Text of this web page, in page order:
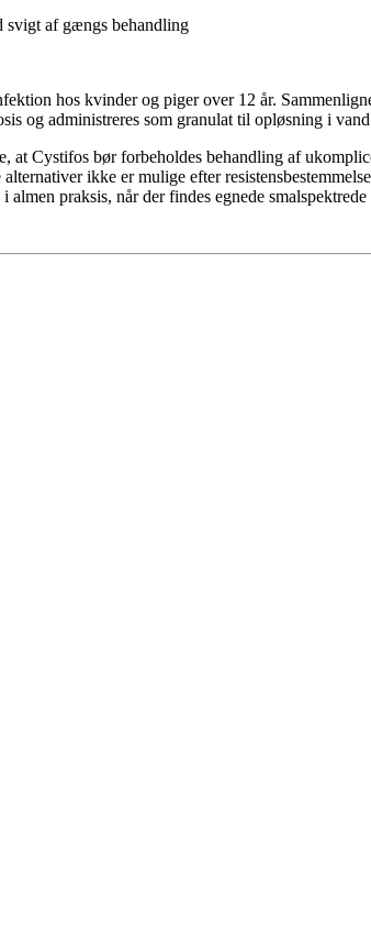
svigt af gængs behandling
hos kvinder og piger over 12 år.
og administreres som granulat til opløsning i
at Cystifos bør forbeholdes behandling af
ikke er mulige efter
praksis, når der findes egnede